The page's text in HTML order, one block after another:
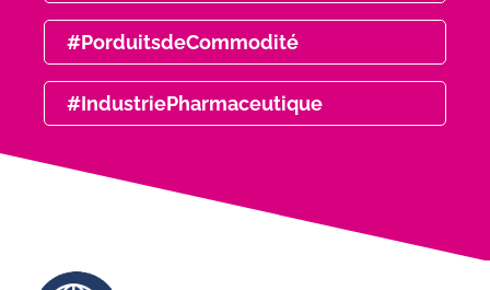
#PorduitsdeCommodité
#IndustriePharmaceutique